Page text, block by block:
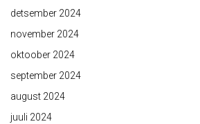
detsember 2024
november 2024
oktoober 2024
september 2024
august 2024
juuli 2024